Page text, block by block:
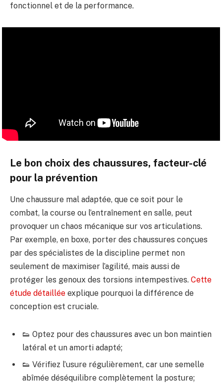
fonctionnel et de la performance.
Le bon choix des chaussures, facteur-clé
pour la prévention
Une chaussure mal adaptée, que ce soit pour le
combat, la course ou l’entraînement en salle, peut
provoquer un chaos mécanique sur vos articulations.
Par exemple, en boxe, porter des chaussures conçues
par des spécialistes de la discipline permet non
seulement de maximiser l’agilité, mais aussi de
protéger les genoux des torsions intempestives. Cette
étude détaillée explique pourquoi la différence de
conception est cruciale.
👟 Optez pour des chaussures avec un bon maintien
latéral et un amorti adapté;
👟 Vérifiez l’usure régulièrement, car une semelle
abîmée déséquilibre complètement la posture;